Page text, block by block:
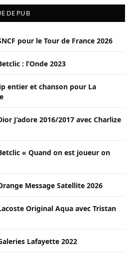
DE PUB
pour le Tour de France 2026
: l’Onde 2023
entier et chanson pour La
J’adore 2016/2017 avec Charlize
« Quand on est joueur on
Message Satellite 2026
Original Aqua avec Tristan
Lafayette 2022